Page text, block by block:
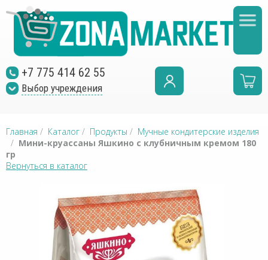
+7 775 414 62 55
Выбор учреждения
Главная / Каталог / Продукты / Мучные кондитерские изделия
/ Мини-круассаны Яшкино с клубничным кремом 180
гр
Вернуться в каталог